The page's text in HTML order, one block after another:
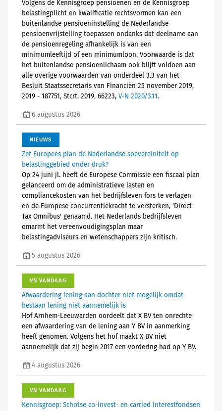
Volgens de Kennisgroep pensioenen en de Kennisgroep
belastingplicht en kwalificatie rechtsvormen kan een
buitenlandse pensioeninstelling de Nederlandse
pensioenvrijstelling toepassen ondanks dat deelname aan
de pensioenregeling afhankelijk is van een
minimumleeftijd of een minimumloon. Voorwaarde is dat
het buitenlandse pensioenlichaam ook blijft voldoen aan
alle overige voorwaarden van onderdeel 3.3 van het
Besluit Staatssecretaris van Financiën 25 november 2019,
2019 - 187751, Stcrt. 2019, 66223, V-N 2020/3.11.
6 augustus 2026
NIEUWS
Zet Europees plan de Nederlandse soevereiniteit op
belastinggebied onder druk?
Op 24 juni jl. heeft de Europese Commissie een fiscaal plan
gelanceerd om de administratieve lasten en
compliancekosten van het bedrijfsleven fors te verlagen
en de Europese concurrentiekracht te versterken, 'Direct
Tax Omnibus' genaamd. Het Nederlands bedrijfsleven
omarmt het vereenvoudigingsplan maar
belastingadviseurs en wetenschappers zijn kritisch.
5 augustus 2026
VN VANDAAG
Afwaardering lening aan dochter niet mogelijk omdat
bestaan lening niet aannemelijk is
Hof Arnhem-Leeuwarden oordeelt dat X BV ten onrechte
een afwaardering van de lening aan Y BV in aanmerking
heeft genomen. Volgens het hof maakt X BV niet
aannemelijk dat zij begin 2017 een vordering had op Y BV.
4 augustus 2026
VN VANDAAG
Kennisgroep: Schotse co-invest- en carried interestfondsen